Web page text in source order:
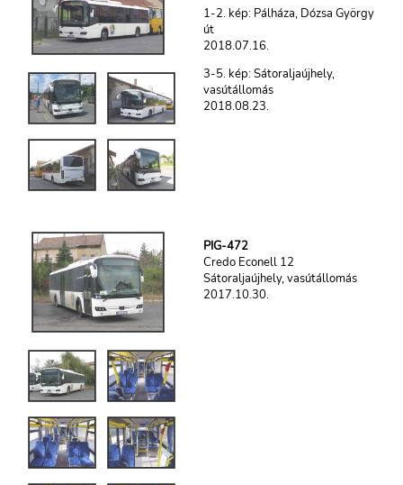
1-2. kép: Pálháza, Dózsa György
út
2018.07.16.
3-5. kép: Sátoraljaújhely,
vasútállomás
2018.08.23.
PIG-472
Credo Econell 12
Sátoraljaújhely, vasútállomás
2017.10.30.